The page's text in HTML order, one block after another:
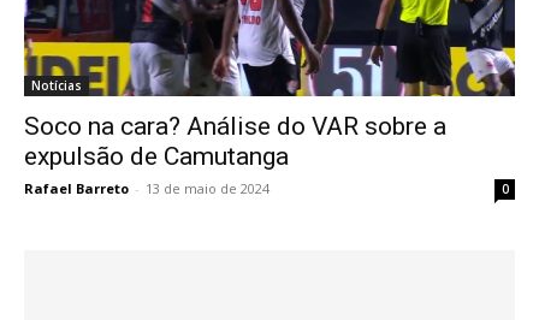
Notícias
Soco na cara? Análise do VAR sobre a
expulsão de Camutanga
Rafael Barreto - 13 de maio de 2024 0